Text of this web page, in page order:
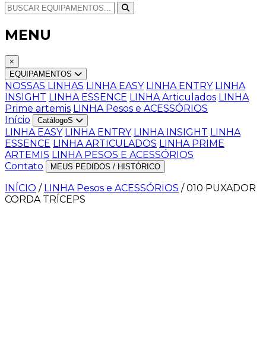
MENU
×
EQUIPAMENTOS
NOSSAS LINHAS LINHA EASY LINHA ENTRY LINHA
INSIGHT LINHA ESSENCE LINHA Articulados LINHA
Prime artemis LINHA Pesos e ACESSÓRIOS
Início
CatálogoS
LINHA EASY LINHA ENTRY LINHA INSIGHT LINHA
ESSENCE LINHA ARTICULADOS LINHA PRIME
ARTEMIS LINHA PESOS E ACESSÓRIOS
Contato
MEUS PEDIDOS / HISTÓRICO
INÍCIO / LINHA Pesos e ACESSÓRIOS / 010 PUXADOR
CORDA TRÍCEPS